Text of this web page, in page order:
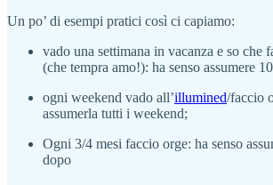
Un po’ di esempi pratici così ci capiamo:
vado una settimana in vacanza e so che
(che tempra amo!): ha senso assumere
ogni weekend vado all’illumined/faccio
assumerla tutti i weekend;
Ogni 3/4 mesi faccio orge: ha senso
dopo